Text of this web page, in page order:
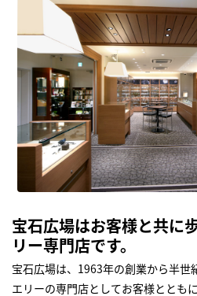
宝石広場はお客様と共に
リー専門店です。
宝石広場は、1963年の創業から半世
エリーの専門店としてお客様ととも